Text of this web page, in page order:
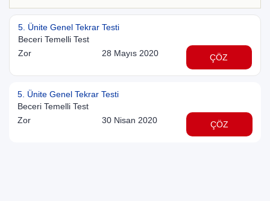
5. Ünite Genel Tekrar Testi
Beceri Temelli Test
Zor
28 Mayıs 2020 ÇÖZ
5. Ünite Genel Tekrar Testi
Beceri Temelli Test
Zor
30 Nisan 2020 ÇÖZ